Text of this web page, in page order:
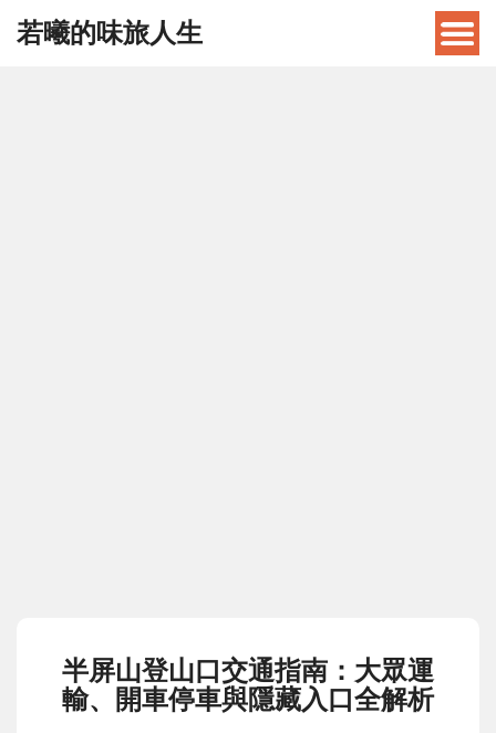
若曦的味旅人生
半屏山登山口交通指南：大眾運
輸、開車停車與隱藏入口全解析